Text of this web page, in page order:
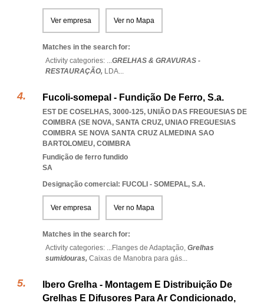
Ver empresa Ver no Mapa
Matches in the search for:
Activity categories: ...GRELHAS & GRAVURAS -
RESTAURAÇÃO, LDA...
Fucoli-somepal - Fundição De Ferro, S.a.
EST DE COSELHAS, 3000-125, UNIÃO DAS FREGUESIAS DE
COIMBRA (SE NOVA, SANTA CRUZ, UNIAO FREGUESIAS
COIMBRA SE NOVA SANTA CRUZ ALMEDINA SAO
BARTOLOMEU, COIMBRA
Fundição de ferro fundido
SA
Designação comercial: FUCOLI - SOMEPAL, S.A.
Ver empresa Ver no Mapa
Matches in the search for:
Activity categories: ...Flanges de Adaptação, Grelhas
sumidouras, Caixas de Manobra para gás...
Ibero Grelha - Montagem E Distribuição De
Grelhas E Difusores Para Ar Condicionado,